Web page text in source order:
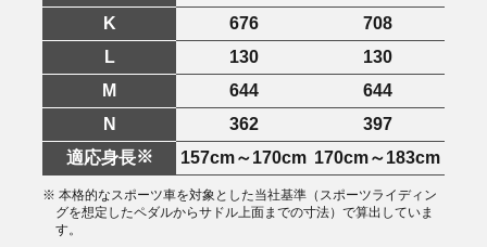
K
676
708
L
130
130
M
644
644
N
362
397
適応身長※ 157cm～170cm 170cm～183cm
※ 本格的なスポーツ車を対象とした当社基準（スポーツライディン
グを想定したペダルからサドル上面までの寸法）で算出していま
す。